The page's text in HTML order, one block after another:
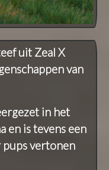
uit Zeal X
van
in het
en is tevens een
pups vertonen